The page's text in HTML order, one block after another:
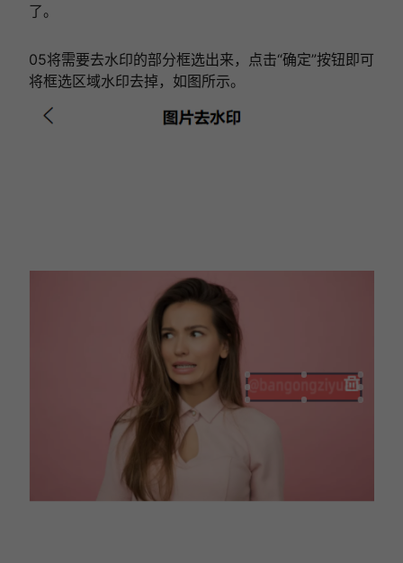
了。
05将需要去水印的部分框选出来，点击“确定”按钮即可
将框选区域水印去掉，如图所示。